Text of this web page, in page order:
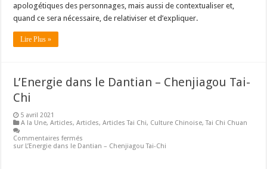
apologétiques des personnages, mais aussi de contextualiser et,
quand ce sera nécessaire, de relativiser et d’expliquer.
Lire Plus »
L’Energie dans le Dantian – Chenjiagou Tai-
Chi
5 avril 2021
A la Une,Articles,Articles,Articles Tai Chi, Culture Chinoise,Tai Chi Chuan
Commentaires fermés
sur L’Energie dans le Dantian – Chenjiagou Tai-Chi